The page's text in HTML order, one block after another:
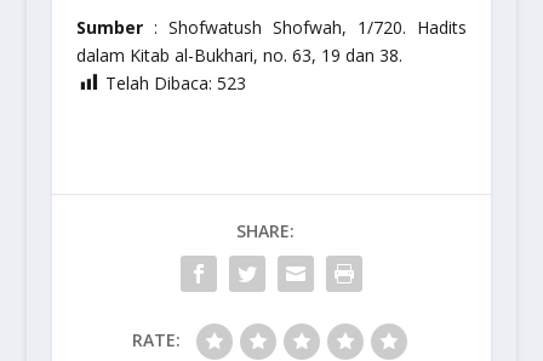
Sumber : Shofwatush Shofwah, 1/720. Hadits
dalam Kitab al-Bukhari, no. 63, 19 dan 38.
Telah Dibaca: 523
SHARE:
RATE: